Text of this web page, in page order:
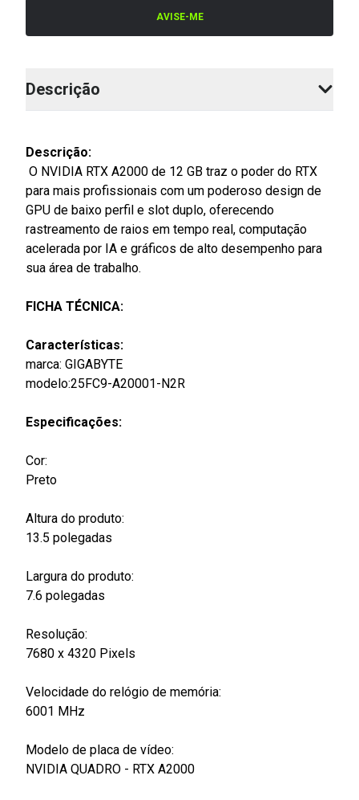
AVISE-ME
Descrição
Descrição:
O NVIDIA RTX A2000 de 12 GB traz o poder do RTX
para mais profissionais com um poderoso design de
GPU de baixo perfil e slot duplo, oferecendo
rastreamento de raios em tempo real, computação
acelerada por IA e gráficos de alto desempenho para
sua área de trabalho.
FICHA TÉCNICA:
Características:
marca: GIGABYTE
modelo:25FC9-A20001-N2R
Especificações:
Cor:
Preto
Altura do produto:
13.5 polegadas
Largura do produto:
7.6 polegadas
Resolução:
7680 x 4320 Pixels
Velocidade do relógio de memória:
6001 MHz
Modelo de placa de vídeo:
NVIDIA QUADRO - RTX A2000